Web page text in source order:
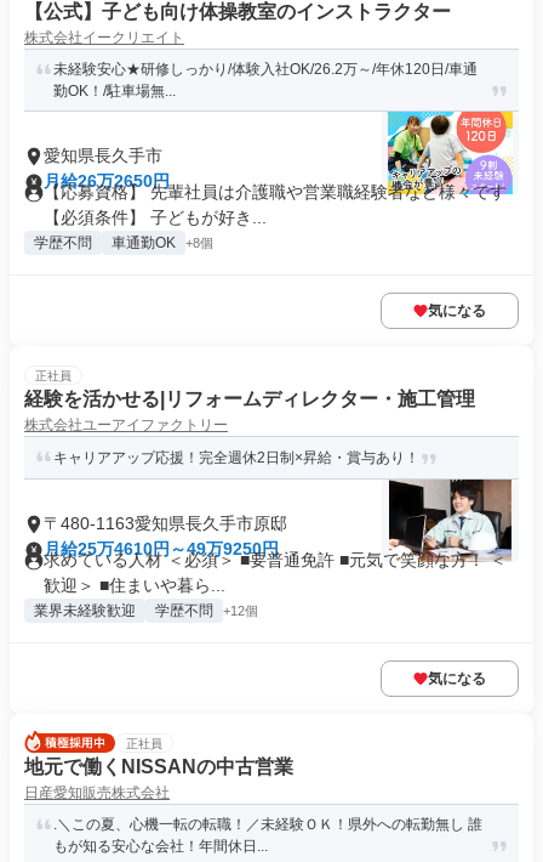
【公式】子ども向け体操教室のインストラクター
株式会社イークリエイト
未経験安心★研修しっかり/体験入社OK/26.2万～/年休120日/車通
勤OK！/駐車場無...
愛知県長久手市
月給26万2650円
【応募資格】 先輩社員は介護職や営業職経験者など様々です
【必須条件】 子どもが好き...
学歴不問 車通勤OK +8個
気になる
正社員
経験を活かせる|リフォームディレクター・施工管理
株式会社ユーアイファクトリー
キャリアアップ応援！完全週休2日制×昇給・賞与あり！
〒480-1163愛知県長久手市原邸
月給25万4610円～49万9250円
求めている人材 ＜必須＞ ■要普通免許 ■元気で笑顔な方！ ＜
歓迎＞ ■住まいや暮ら...
業界未経験歓迎 学歴不問 +12個
気になる
正社員
地元で働くNISSANの中古営業
日産愛知販売株式会社
.＼この夏、心機一転の転職！／未経験ＯＫ！県外への転勤無し 誰
もが知る安心な会社！年間休日...